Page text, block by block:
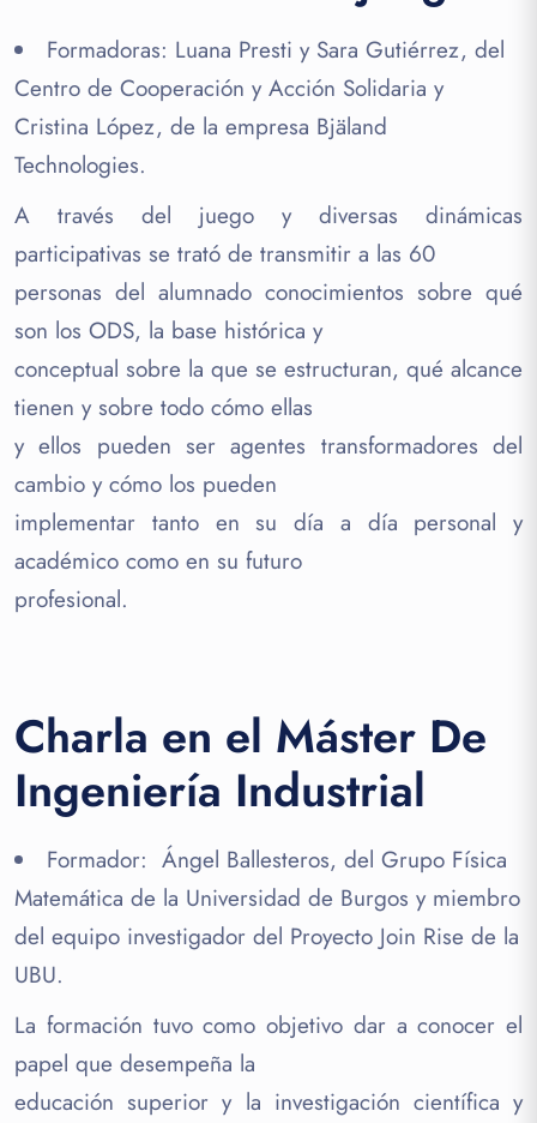
Formadoras: Luana Presti y Sara Gutiérrez, del
Centro de Cooperación y Acción Solidaria y
Cristina López, de la empresa Bjäland
Technologies.
A través del juego y diversas dinámicas
participativas se trató de transmitir a las 60
personas del alumnado conocimientos sobre qué
son los ODS, la base histórica y
conceptual sobre la que se estructuran, qué alcance
tienen y sobre todo cómo ellas
y ellos pueden ser agentes transformadores del
cambio y cómo los pueden
implementar tanto en su día a día personal y
académico como en su futuro
profesional.
Charla en el Máster De
Ingeniería Industrial
Formador: Ángel Ballesteros, del Grupo Física
Matemática de la Universidad de Burgos y miembro
del equipo investigador del Proyecto Join Rise de la
UBU.
La formación tuvo como objetivo dar a conocer el
papel que desempeña la
educación superior y la investigación científica y